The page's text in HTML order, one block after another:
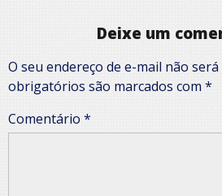
Deixe um
O seu endereço de e-mail não
obrigatórios são marcados com *
Comentário *